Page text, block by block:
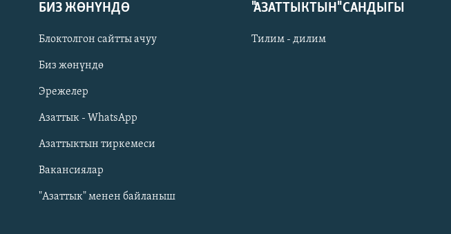
Русский
ОНЛАЙН ШЕРИНЕ
БИЗ ЖӨНҮНДӨ
Блоктолгон сайтты ачуу
Биз жөнүндө
Эрежелер
Азаттык - WhatsApp
Азаттыктын тиркемеси
Вакансиялар
"Азаттык" менен байланыш
"АЗАТТЫКТЫН" САНДЫГЫ
Тилим - дилим